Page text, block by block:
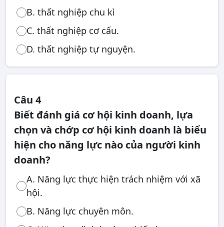
B. thất nghiệp chu kì
C. thất nghiệp cơ cấu.
D. thất nghiệp tự nguyện.
Câu 4
Biết đánh giá cơ hội kinh doanh, lựa
chọn và chớp cơ hội kinh doanh là biểu
hiện cho năng lực nào của người kinh
doanh?
A. Năng lực thực hiện trách nhiệm với xã
hội.
B. Năng lực chuyên môn.